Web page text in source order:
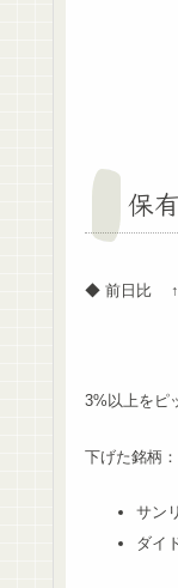
保
◆ 前日比
3%以上をピ
下げた銘柄：
サン
ダイ